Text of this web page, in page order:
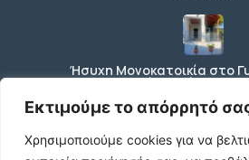
Εκτιμούμε το απόρρητό
Χρησιμοποιούμε cookies για να
Ήσυχη Μονοκατοικία στο
Κοντά σε Θάλασσα
€52 /μήνα